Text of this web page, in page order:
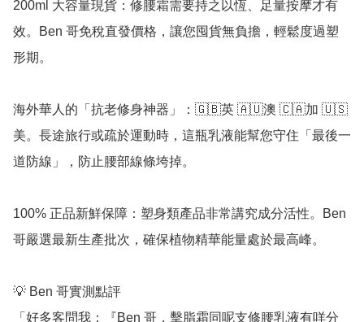
200ml 大容量現貨：修腰霜需要持之以恆、足量按摩才有
效。Ben 哥免稅直發價格，讓您囤貨無負擔，輕鬆度過塑
形期。
海外華人的「抗老修身神器」：🇬🇧英 🇦🇺澳 🇨🇦加 🇺🇸
美。長途旅行或疏於運動時，這瓶乳液能幫您守住「最後一
道防線」，防止腰部線條垮掉。
100% 正品新鮮保障：塑身類產品非常講究成分活性。Ben
哥嚴選最新生產批次，確保植物精華能量處於最高峰。
💡 Ben 哥實測點評
「好多客問我：『Ben 哥，擊脂霜同呢支修腰乳液有咩分